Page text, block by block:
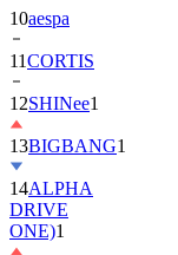
10aespa
11CORTIS
12SHINee1
13BIGBANG1
14ALPHA
DRIVE
ONE)1